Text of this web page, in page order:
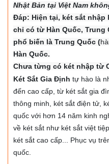
Nhật Bản tại Việt Nam
Đáp: Hiện tại, két sắt nhập
chỉ có từ Hàn Quốc, Trung
phổ biến là Trung Quốc (
Hàn Quốc.
Chưa từng có két nhập từ
Két Sắt Gia Định tự hào là
đến cao cấp, từ két sắt gia
thông minh, két sắt điện tử,
quốc với hơn 14 năm kinh
về két sắt như két sắt việt
két sắt cao cấp... Phục vụ
quốc.